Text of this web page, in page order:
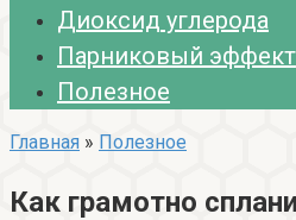
Диоксид углерода
Парниковый эффект
Полезное
Главная » Полезное
Как грамотно